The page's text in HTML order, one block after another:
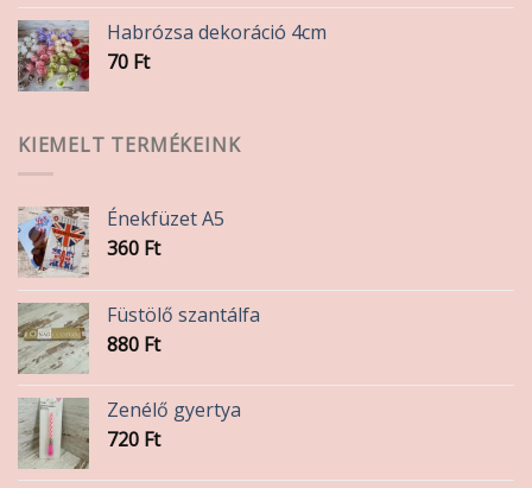
Habrózsa dekoráció 4cm
70 Ft
KIEMELT TERMÉKEINK
Énekfüzet A5
360 Ft
Füstölő szantálfa
880 Ft
Zenélő gyertya
720 Ft